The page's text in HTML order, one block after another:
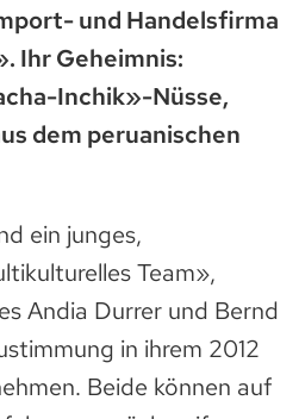
und Handelsfirma
Ihr Geheimnis:
Inchik»-Nüsse,
dem peruanischen
ein junges,
Team»,
Andia Durrer und Bernd
in ihrem 2012
Beide können auf